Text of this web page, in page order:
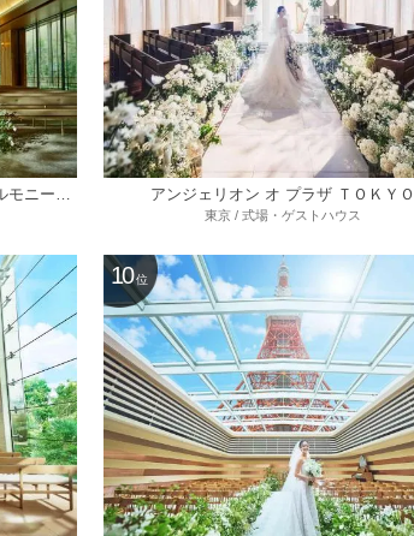
アンジェリオン オ プラザ ＴＯＫＹＯ
東京 / 式場・ゲストハウス
10 位